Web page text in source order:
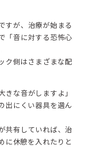
すが、治療が始まる
「音に対する恐怖心
ク側はさまざまな配
な音がしますよ」
出にくい器具を選ん
共有していれば、治
に休憩を入れたりと